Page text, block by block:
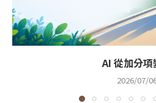
AI 從加分
2026/07/